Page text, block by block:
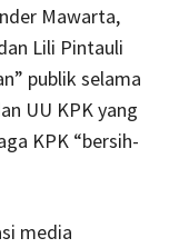
Mawarta,
Lili Pintauli
publik selama
UU KPK yang
KPK “bersih-
media